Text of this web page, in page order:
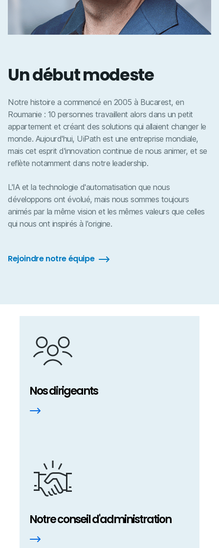
Un début modeste
Notre histoire a commencé en 2005 à Bucarest, en
Roumanie : 10 personnes travaillent alors dans un petit
appartement et créant des solutions qui allaient changer le
monde. Aujourd'hui, UiPath est une entreprise mondiale,
mais cet esprit d'innovation continue de nous animer, et se
reflète notamment dans notre leadership.
L'IA et la technologie d'automatisation que nous
développons ont évolué, mais nous sommes toujours
animés par la même vision et les mêmes valeurs que celles
qui nous ont inspirés à l'origine.
Rejoindre notre équipe
Nos dirigeants
Notre conseil d'administration